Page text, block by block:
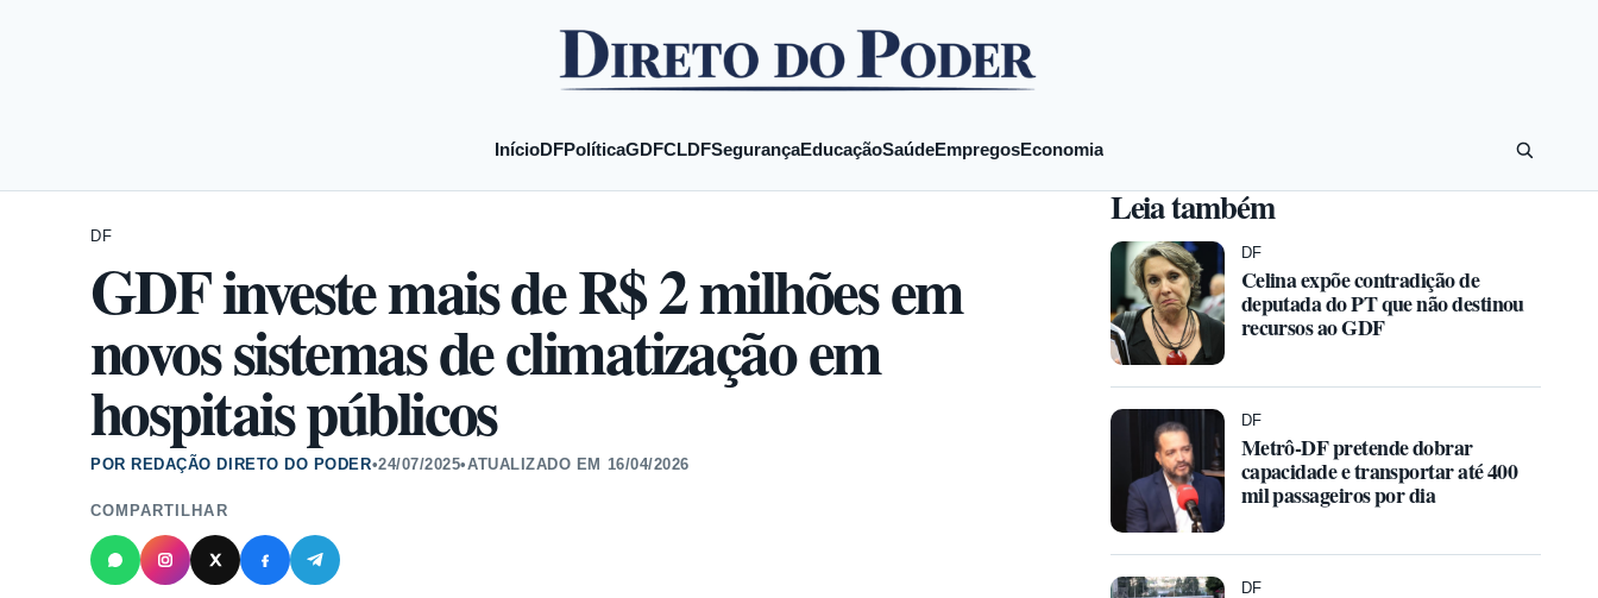
InícioDFPolíticaGDFCLDFSegurançaEducaçãoSaúdeEmpregosEconomia
DF
GDF investe mais de R$ 2 milhões em
novos sistemas de climatização em
hospitais públicos
POR REDAÇÃO DIRETO DO PODER•24/07/2025•ATUALIZADO EM 16/04/2026
COMPARTILHAR
Leia também
DF
Celina expõe contradição de
deputada do PT que não destinou
recursos ao GDF
DF
Metrô-DF pretende dobrar
capacidade e transportar até 400
mil passageiros por dia
DF